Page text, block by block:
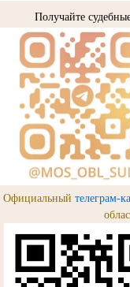
Получайте
Официальный телеграм-